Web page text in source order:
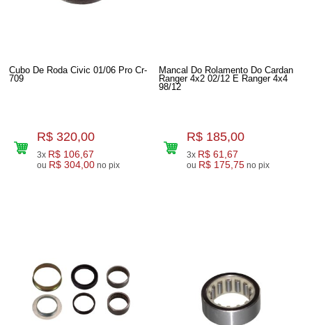
Cubo De Roda Civic 01/06 Pro Cr-
709
R$ 320,00
3x R$ 106,67
ou R$ 304,00 no pix
Mancal Do Rolamento Do Cardan
Ranger 4x2 02/12 E Ranger 4x4
98/12
R$ 185,00
3x R$ 61,67
ou R$ 175,75 no pix